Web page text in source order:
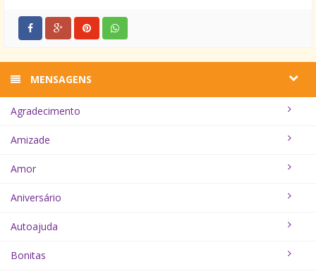
MENSAGENS
Agradecimento
Amizade
Amor
Aniversário
Autoajuda
Bonitas